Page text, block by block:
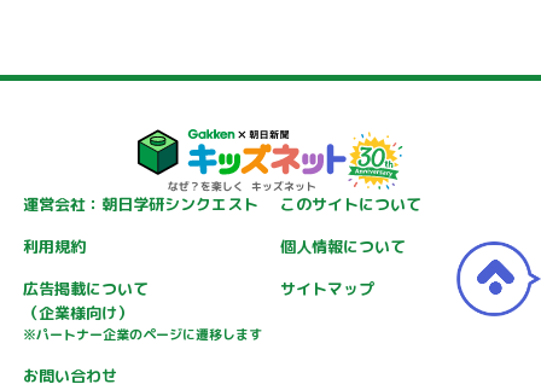
運営会社：朝日学研シンクエスト
このサイトについて
利用規約
個人情報について
広告掲載について
（企業様向け）
※パートナー企業のページに遷移します
サイトマップ
お問い合わせ